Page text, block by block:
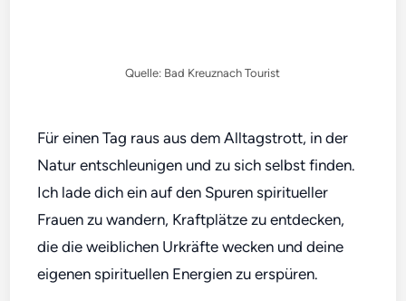
Quelle: Bad Kreuznach Tourist
Für einen Tag raus aus dem Alltagstrott, in der
Natur entschleunigen und zu sich selbst finden.
Ich lade dich ein auf den Spuren spiritueller
Frauen zu wandern, Kraftplätze zu entdecken,
die die weiblichen Urkräfte wecken und deine
eigenen spirituellen Energien zu erspüren.